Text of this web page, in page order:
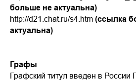
больше не актуальна)
http://d21.chat.ru/s4.htm (ссылка
актуальна)
Графы
Графский титул введен в России